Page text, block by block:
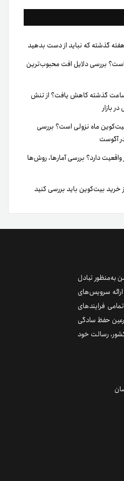
بررسی دلایل افت محبوب‌ترین
قیمت رمزارزها در ۲۴ ساعت گذشته کاهش یافت؟ از تنش
بازار
بیت‌کوین ماه نزولی است؟ بررسی
آگوست
دارد؟ بررسی آمارها، روش‌ها
به‌منظور تبادل
ارائه سرویس‌های
فرایندهای
حفظ سادگی
رسالت خود